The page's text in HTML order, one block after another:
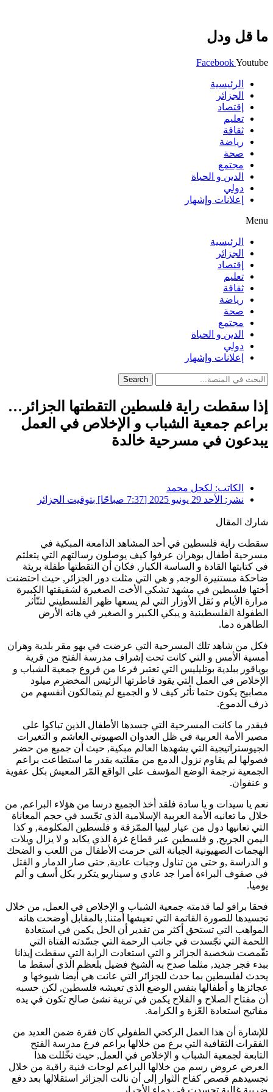
ما قل ودل
FacebookYoutube
الرئيسية
الجزائر
إقتصاد
تعليم
ثقافة
رياضة
صحة
مجتمع
الدين و الحياة
دولي
إعلانات وإشهار
Menu
الرئيسية
الجزائر
إقتصاد
تعليم
ثقافة
رياضة
صحة
مجتمع
الدين و الحياة
دولي
إعلانات وإشهار
Search
إذا سقطت راية فلسطين التقطتها الجزائر…
براعم جمعية الشباب و الإخلاص في العمل
يبدعون في مسرحية خالدة
الكاتب: لكحل محمد
نشر: الأحد 29 يونيو 2025 [7:37 صباحًا] بتوقيت الجزائر
شارك المقال
سقطت راية فلسطين في أحد المشاهد الدامعة المبكية في
مسرحية أطفال بوهران عرفوا كيف يوصلون رسالتهم التي يتعلثم
في كتابتها القادة و الساسة الكبار, فكان أن التقطتها طفلة بريئة
ضاحكة مستنيرة الوجه, و هي التي مثلت دور الجزائر, حيث احتضنت
أختها فلسطين في مشهد تشكي الأخت الصغيرة لشقيقتها الكبيرة
مرارة الأيام و ثقل الأوزار التي لم يسعها ظهر الفلسطيني لتتّأثر
الطفولة الفلسطينية و يبكي الكبير و الصغير في هاته الأرض
الطاهرة دما.
فكل من شاهد تلك المسرحية التي عرضت في بهو مقر بلدية وهران
أمسية الأمس و التي كانت تحت إشراف مدرسة الفتح من قرية
بوياقور ببلدية بوتليليس التي تعتبر فرعا من فروع جمعية الشباب و
الإخلاص في العمل التي يقود قاطرتها الرئيس المخضرم ميلود
مصابيح يكون حتما تأثر كيف لا و الجميع لم يتمالكون أنفسهم من
ذرف الدموع.
فبقدر ما كانت المسرحية التي جسدها الأطفال الذين تباكوا على
مصير الأمة العربية في ظل العدوان الصهيوني الغاشم و التغيرات
الجيوستراتيجية التي يشهدها العالم مبكية, حيث أن جميع من حضر
فصولها لم يقاوم نزول الدمع من مقلتيه بقدر ما استطاعت براعم
الجمعية ترجمة الوضع المؤسف على الواقع المّر المعيش بكل عفوية
و عنفوان.
نعم يا سيدات و يا سادة فلقد أخذ الجميع درسا من هؤلاء البراعم, من
خلال ما تعانيه الأمة العربية الإسلامية الذي تجّسد في حجم المعاناة
التي تعانيها دول من عيار ليبيا الممّزقة و فلسطين المكلومة, و كذا
اليمن الجريح, و فلسطين عبر قطاع غزة الذي يكابد و لا يزال ويلات
الهجمات الصهيونية الجبانة التي حرمت الأطفال من اللعب و الضحك
و الدراسة ,و حتى من تناول وجبات عادية, حتى صار الدمار و القتل
في صفوف البراءة أمرا جد عادي و سيناريو يتكرر بكل أسف و ألم
يوميا.
فحقا برافو لما قدمته جمعية الشباب و الإخلاص في العمل, من خلال
تجسيدها للصورة القاتمة التي تعيشها أمتنا, بالمقابل أوضحت هاته
المواهب التي تستحق أكثر من تقدير أن الحل يكمن في استعادة
اللحمة التي تجّسدت في جانب الرحمة التي جسّدته الفتاة التي
تقّمصت شخصية الجزائر و التي استعادت الراية التي سقطت إيذانا
ببدء فجر جديد, مثلما صدح به الشيخ فضيل بلعظم الذي أسقط ما
يحدث لفلسطين بما حدث للجزائر التي عانت هي أيضا شيوخها و
عجائزها و أطفالها بنفس الوضع الذي تعيشه فلسطين, لكن حسبه
أن مفتاح الصلاح و الفلاح يكمن في تربية نشئ صالح تكون في يده
مفاتيح استعادة العّزة و الكرامة.
للإشارة أن هذا العمل الركحي الطفولي كان فقرة ضمن العديد من
الفقرات الثقافية التي برع من خلالها براعم فرع مدرسة الفتح
التابعة لجمعية الشباب و الإخلاص في العمل, حيث تخّللت هذا
العرض عروض رسم من خلالها البراعم لوحات فنية راقية من خلال
تجسيدهم قصص كفاح الثوار إلى أن نالت الجزائر استقلالها بعد دفع